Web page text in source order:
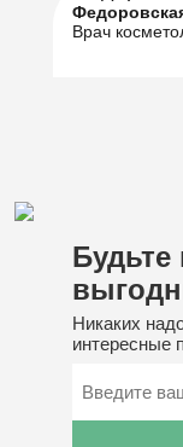
Врач
Будьте
Никаких
интересные